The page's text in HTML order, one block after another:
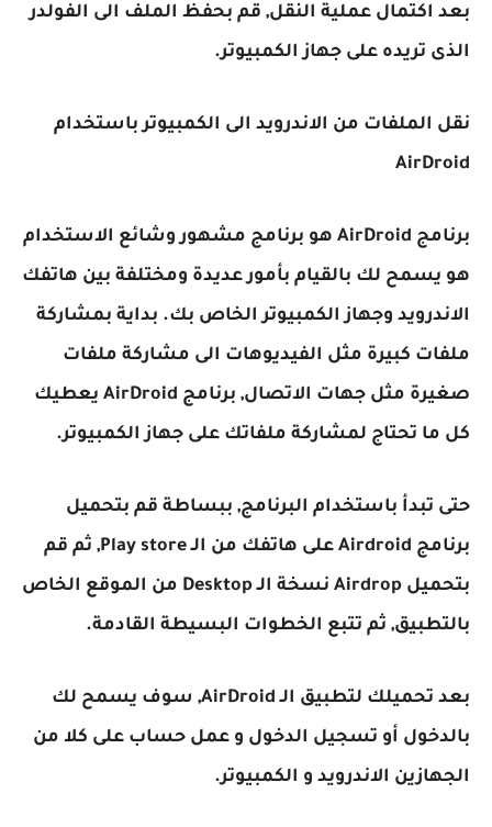
بعد اكتمال عملية النقل, قم بحفظ الملف الى الفولدر
الذى تريده على جهاز الكمبيوتر.
نقل الملفات من الاندرويد الى الكمبيوتر باستخدام
AirDroid
برنامج AirDroid هو برنامج مشهور وشائع الاستخدام
هو يسمح لك بالقيام بأمور عديدة ومختلفة بين هاتفك
الاندرويد وجهاز الكمبيوتر الخاص بك. بداية بمشاركة
ملفات كبيرة مثل الفيديوهات الى مشاركة ملفات
صغيرة مثل جهات الاتصال, برنامج AirDroid يعطيك
كل ما تحتاج لمشاركة ملفاتك على جهاز الكمبيوتر.
حتى تبدأ باستخدام البرنامج, ببساطة قم بتحميل
برنامج Airdroid على هاتفك من الـ Play store, ثم قم
بتحميل Airdrop نسخة الـ Desktop من الموقع الخاص
بالتطبيق, ثم تتبع الخطوات البسيطة القادمة.
بعد تحميلك لتطبيق الـ AirDroid, سوف يسمح لك
بالدخول أو تسجيل الدخول و عمل حساب على كلا من
الجهازين الاندرويد و الكمبيوتر.